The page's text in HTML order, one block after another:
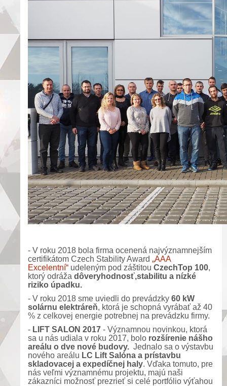
- V roku 2018 bola firma ocenená najvýznamnejším
certifikátom Czech Stability Award „AAA
Excelentní“ udeleným pod záštitou CzechTop 100,
ktorý odráža dôveryhodnosť,stabilitu a nízké
riziko úpadku.
- V roku 2018 sme uviedli do prevádzky 60 kW
solárnu elektráreň, ktorá je schopná vyrábať až 40
% z celkovej energie potrebnej na prevádzku firmy.
- LIFT SALON 2017 - Významnou novinkou, ktorá
sa u nás udiala v roku 2017, bolo rozšírenie nášho
areálu o dve nové budovy. Jednalo sa o výstavbu
nového areálu LC Lift Salóna a prístavbu
skladovacej a expedíčnej haly. Vďaka tomuto, pre
nás veľmi významnému projektu, majú naši
zákazníci možnosť prezrieť si celé portfólio výťahou